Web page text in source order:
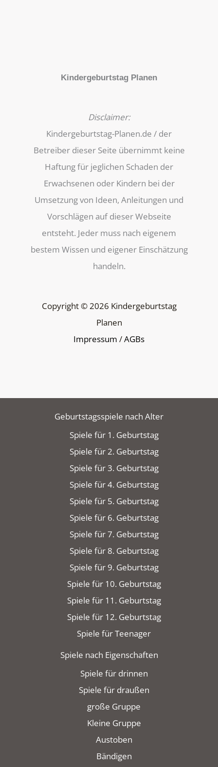
Kindergeburtstag Planen
Disclaimer:
Kindergeburtstag-Planen.de / der
Betreiber dieser Seite übernimmt keine
Haftung für jeglichen Schaden der
Erwachsenen oder Kindern bei der
Umsetzung von Ideen, Anleitungen und
Vorschlägen auf dieser Webseite
entsteht. Jeder muss nach eigenem
bestem Wissen und eigener Einschätzung
handeln.
Copyright © 2026 Kindergeburtstag
Planen
Impressum /AGBs
Geburtstagsspiele nach Alter
Spiele für 1. Geburtstag
Spiele für 2. Geburtstag
Spiele für 3. Geburtstag
Spiele für 4. Geburtstag
Spiele für 5. Geburtstag
Spiele für 6. Geburtstag
Spiele für 7. Geburtstag
Spiele für 8. Geburtstag
Spiele für 9. Geburtstag
Spiele für 10. Geburtstag
Spiele für 11. Geburtstag
Spiele für 12. Geburtstag
Spiele für Teenager
Spiele nach Eigenschaften
Spiele für drinnen
Spiele für draußen
große Gruppe
Kleine Gruppe
Austoben
Bändigen